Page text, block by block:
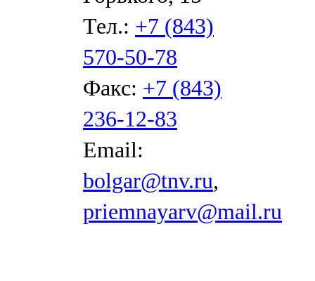
Тел.: +7 (843)
570-50-78
Факс: +7 (843)
236-12-83
Email:
bolgar@tnv.ru,
priemnayarv@mail.ru